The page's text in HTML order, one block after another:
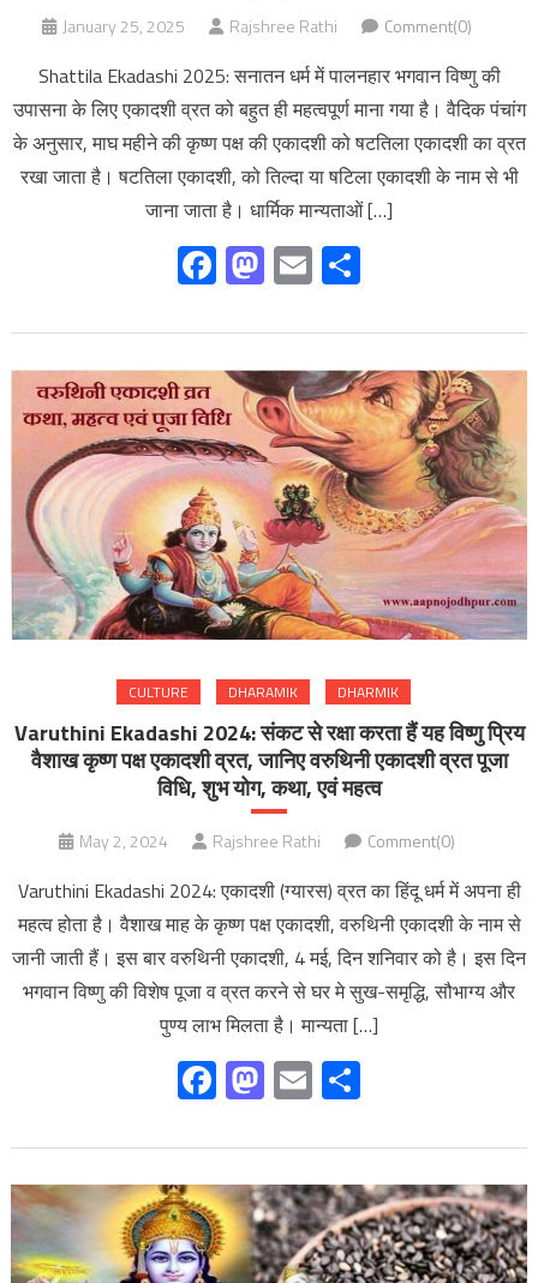
January 25, 2025 Rajshree Rathi Comment(0)
Shattila Ekadashi 2025: सनातन धर्म में पालनहार भगवान विष्णु की
उपासना के लिए एकादशी व्रत को बहुत ही महत्वपूर्ण माना गया है। वैदिक पंचांग
के अनुसार, माघ महीने की कृष्ण पक्ष की एकादशी को षटतिला एकादशी का व्रत
रखा जाता है। षटतिला एकादशी, को तिल्दा या षटिला एकादशी के नाम से भी
जाना जाता है। धार्मिक मान्यताओं […]
Facebook
Mastodon
Email
CULTURE DHARAMIK DHARMIK
Varuthini Ekadashi 2024: संकट से रक्षा करता हैं यह विष्णु प्रिय
वैशाख कृष्ण पक्ष एकादशी व्रत, जानिए वरुथिनी एकादशी व्रत पूजा
विधि, शुभ योग, कथा, एवं महत्व
May 2, 2024 Rajshree Rathi Comment(0)
Varuthini Ekadashi 2024: एकादशी (ग्यारस) व्रत का हिंदू धर्म में अपना ही
महत्व होता है। वैशाख माह के कृष्ण पक्ष एकादशी, वरुथिनी एकादशी के नाम से
जानी जाती हैं। इस बार वरुथिनी एकादशी, 4 मई, दिन शनिवार को है। इस दिन
भगवान विष्णु की विशेष पूजा व व्रत करने से घर मे सुख-समृद्धि, सौभाग्य और
पुण्य लाभ मिलता है। मान्यता […]
Facebook
Mastodon
Email